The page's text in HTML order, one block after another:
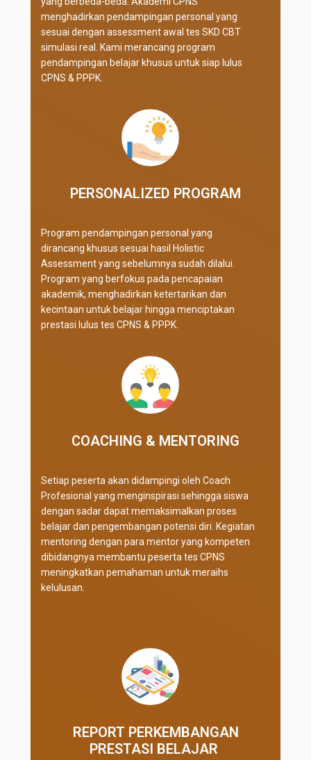
menghadirkan pendampingan personal yang
sesuai dengan assessment awal tes SKD CBT
simulasi real
. Kami merancang program
pendampingan belajar khusus untuk siap lulus
CPNS & PPPK.
PERSONALIZED PROGRAM​
Program pendampingan personal yang
dirancang khusus sesuai hasil Holistic
Assessment yang sebelumnya sudah dilalui.
Program yang berfokus pada pencapaian
akademik, menghadirkan ketertarikan dan
kecintaan untuk belajar hingga menciptakan
prestasi lulus tes CPNS & PPPK.
COACHING & MENTORING
Setiap peserta akan didampingi oleh Coach
Profesional yang menginspirasi sehingga siswa
dengan sadar dapat memaksimalkan proses
belajar dan pengembangan potensi diri. Kegiatan
mentoring dengan para mentor yang kompeten
dibidangnya membantu peserta tes CPNS
meningkatkan pemahaman untuk meraihs
kelulusan.
REPORT PERKEMBANGAN
PRESTASI BELAJAR ​